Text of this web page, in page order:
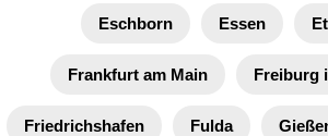
Eschborn Essen
Frankfurt am Main Freiburg
Friedrichshafen Fulda